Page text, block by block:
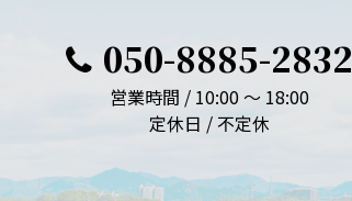
050-8885-2832
営業時間 / 10:00 ～ 18:00
定休日 / 不定休